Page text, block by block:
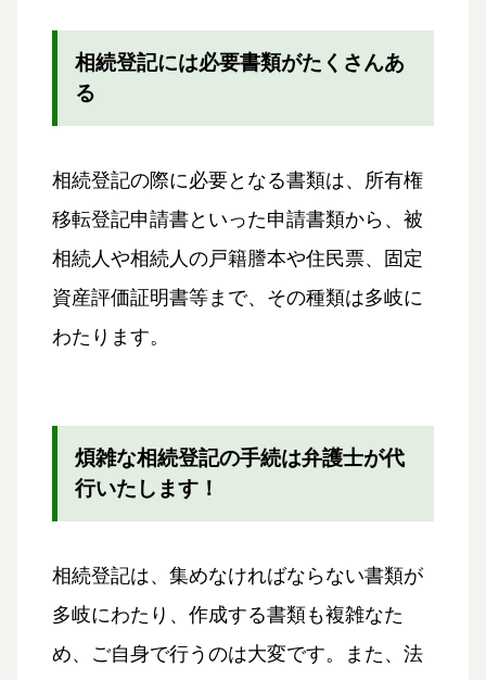
相続登記には必要書類がたくさんあ
る
相続登記の際に必要となる書類は、所有権
移転登記申請書といった申請書類から、被
相続人や相続人の戸籍謄本や住民票、固定
資産評価証明書等まで、その種類は多岐に
わたります。
煩雑な相続登記の手続は弁護士が代
行いたします！
相続登記は、集めなければならない書類が
多岐にわたり、作成する書類も複雑なた
め、ご自身で行うのは大変です。また、法